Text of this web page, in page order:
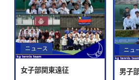
ニュース
女子部関東遠征
ニュ
男子